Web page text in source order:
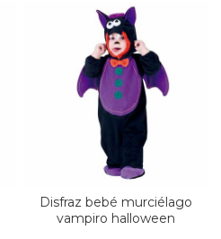
Disfraz bebé murciélago
vampiro halloween